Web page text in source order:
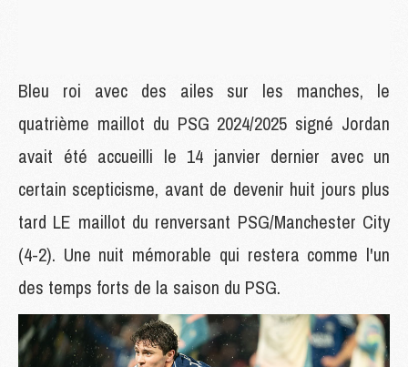
Bleu roi avec des ailes sur les manches, le
quatrième maillot du PSG 2024/2025 signé Jordan
avait été accueilli le 14 janvier dernier avec un
certain scepticisme, avant de devenir huit jours plus
tard LE maillot du renversant PSG/Manchester City
(4-2). Une nuit mémorable qui restera comme l'un
des temps forts de la saison du PSG.